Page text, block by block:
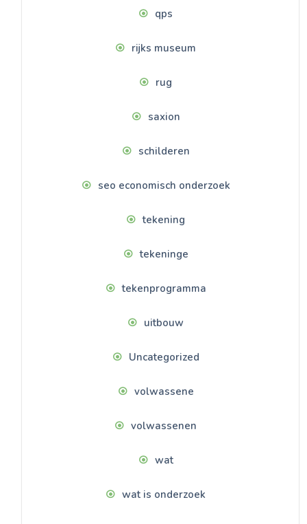
qps
rijks museum
rug
saxion
schilderen
seo economisch onderzoek
tekening
tekeninge
tekenprogramma
uitbouw
Uncategorized
volwassene
volwassenen
wat
wat is onderzoek